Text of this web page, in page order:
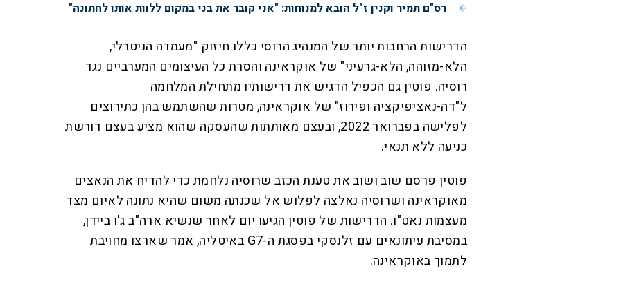
רס"ם תמיר וקנין ז"ל הובא למנוחות: "אני קובר את בני במקום ללוות אותו לחתונה"
הדרישות הרחבות יותר של המנהיג הרוסי כללו חיזוק "מעמדה הניטרלי,
הלא-מזוהה, הלא-גרעיני" של אוקראינה והסרת כל העיצומים המערביים נגד
רוסיה. פוטין גם הכפיל הדגיש את דרישותיו מתחילת המלחמה
ל"דה-נאציפיקציה ופירוז" של אוקראינה, מטרות שהשתמש בהן כתירוצים
לפלישה בפברואר 2022, ובעצם מאותתות שהעסקה שהוא מציע בעצם דורשת
כניעה ללא תנאי.
פוטין פרסם שוב ושוב את טענת הכזב שרוסיה נלחמת כדי להדיח את הנאצים
מאוקראינה ושרוסיה נאלצה לפלוש אל שכנתה משום שהיא נתונה לאיום מצד
מעצמות נאט"ו. הדרישות של פוטין הגיעו יום לאחר שנשיא ארה"ב ג'ו ביידן,
במסיבת עיתונאים עם זלנסקי בפסגת ה-G7 באיטליה, אמר שארצו מחויבת
לתמוך באוקראינה.